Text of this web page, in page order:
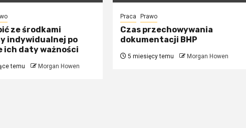
ze środkami
indywidualnej po
ich daty ważności
temu Morgan Howen
Praca Prawo
Czas przechowywania
dokumentacji BHP
5 miesięcy temu Morgan Howen